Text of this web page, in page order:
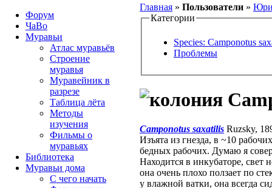
Главная » Пользователи »
Категории
Species: Camponotus
Проблемы
Camponotus saxatilis Ruzsky,
Изъята из гнезда, в ~10
бедных рабочих. Думаю я
Находится в инкубаторе, свет
она очень плохо ползает по
у влажной ватки, она всегда
Форум
ЧаВо
Муравьи
Атлас муравьёв
Строение
муравья
Муравейник в
разрезе
Таблица лёта
Методы
изучения
Фильмы о
муравьях
Библиотека
Муравьи дома
С чего начать